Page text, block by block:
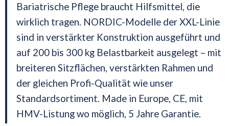
Bariatrische Pflege braucht Hilfsmittel, die
wirklich tragen. NORDIC-Modelle der XXL-Linie
sind in verstärkter Konstruktion ausgeführt und
auf 200 bis 300 kg Belastbarkeit ausgelegt – mit
breiteren Sitzflächen, verstärkten Rahmen und
der gleichen Profi-Qualität wie unser
Standardsortiment. Made in Europe, CE, mit
HMV-Listung wo möglich, 5 Jahre Garantie.